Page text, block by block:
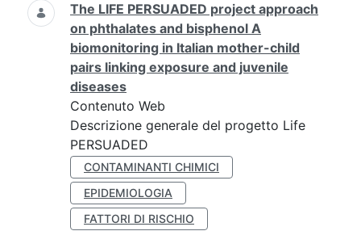
The LIFE PERSUADED project approach
on phthalates and bisphenol A
biomonitoring in Italian mother-child
pairs linking exposure and juvenile
diseases
Contenuto Web
Descrizione generale del progetto Life
PERSUADED
CONTAMINANTI CHIMICI
EPIDEMIOLOGIA
FATTORI DI RISCHIO